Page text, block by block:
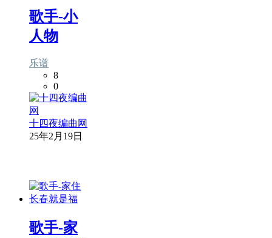
歌手-小
人物
乐谱
8
0
十四夜编曲网
25年2月19日
歌手-家